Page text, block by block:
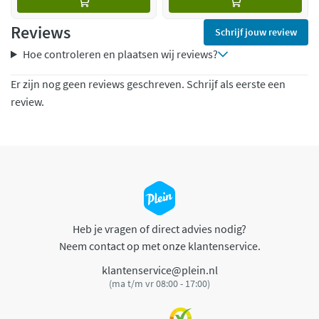
Reviews Schrijf jouw review
Hoe controleren en plaatsen wij reviews?
Er zijn nog geen reviews geschreven. Schrijf als eerste een
review.
Heb je vragen of direct advies nodig?
Neem contact op met onze klantenservice.
klantenservice@plein.nl
(ma t/m vr 08:00 - 17:00)